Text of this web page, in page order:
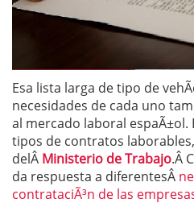
Esa lista larga de tipo de
necesidades de cada uno
al mercado laboral espaÃ±ol.
tipos de contratos
delÂ Ministerio de Trabajo.Â
da respuesta a diferentesÂ
contrataciÃ³n de las